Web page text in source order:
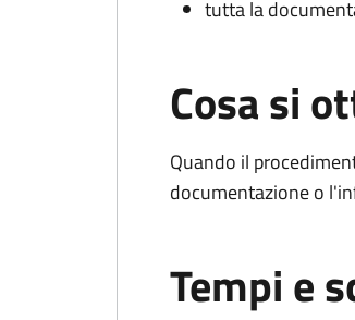
tutta la
Cosa si
Quando il
documentazione o
Tempi e